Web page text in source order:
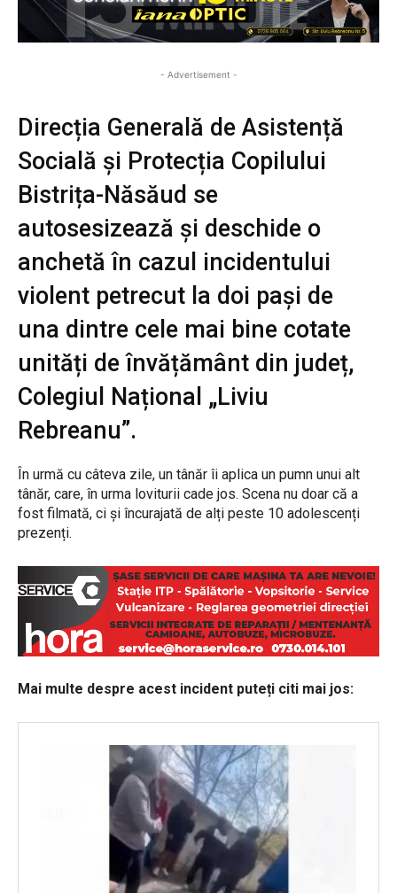
- Advertisement -
Direcția Generală de Asistență
Socială și Protecția Copilului
Bistrița-Năsăud se
autosesizează și deschide o
anchetă în cazul incidentului
violent petrecut la doi pași de
una dintre cele mai bine cotate
unități de învățământ din județ,
Colegiul Național „Liviu
Rebreanu”.
În urmă cu câteva zile, un tânăr îi aplica un pumn unui alt
tânăr, care, în urma loviturii cade jos. Scena nu doar că a
fost filmată, ci și încurajată de alți peste 10 adolescenți
prezenți.
Mai multe despre acest incident puteți citi mai jos: